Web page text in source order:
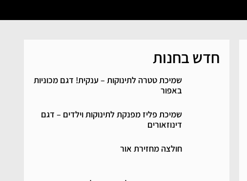
חדש בחנות
שמיכת טטרה לתינוקות – ענקית! דגם מכוניות
באפור
שמיכת פליז מפנקת לתינוקות וילדים – דגם
דינוזאורים
חולצה מחזירת אור